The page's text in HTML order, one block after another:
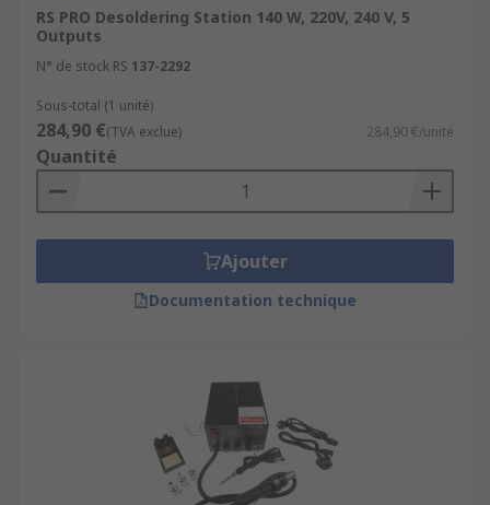
The key features of some soldering
stations are:
Digital Front-panel – For clear displaying of
information
Hot air pencil – Removal of SMD chips
SMD tweezers – Specially designed for SMD
chips
Energy saving mode – Energy saving feature
automatically switches off the station if left
ESD safe – Protects current sensitive
Temperature lockout feature – Password
code can be used to lock the temperature
RS PRO Desoldering Station 140 W, 220V, 240 V, 5
Outputs
N° de stock RS 137-2292
Sous-total (1 unité)
284,90 €(TVA exclue) 284,90 €/unité
Quantité
Ajouter
Documentation technique